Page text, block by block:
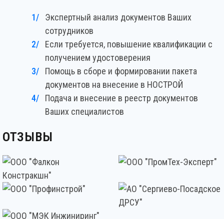
Экспертный анализ документов Ваших
сотрудников
Если требуется, повышение квалификации с
получением удостоверения
Помощь в сборе и формировании пакета
документов на внесение в НОСТРОЙ
Подача и внесение в реестр документов
Ваших специалистов
ОТЗЫВЫ